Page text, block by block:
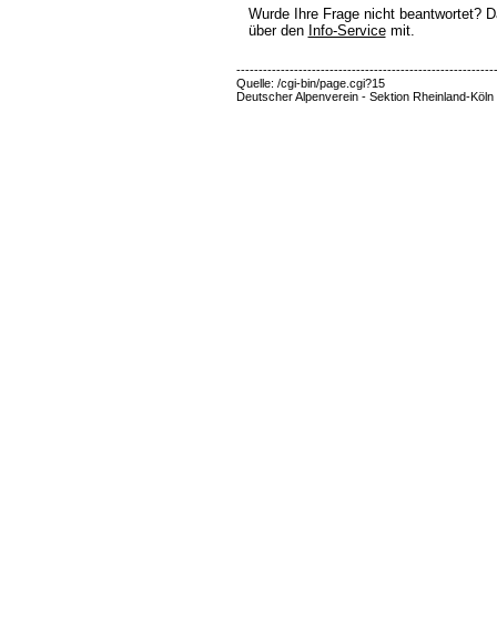
Wurde Ihre Frage nicht beantwortet?
über den Info-Servicemit.
Quelle: /cgi-bin/page.cgi?15
Deutscher Alpenverein - Sektion Rheinland-